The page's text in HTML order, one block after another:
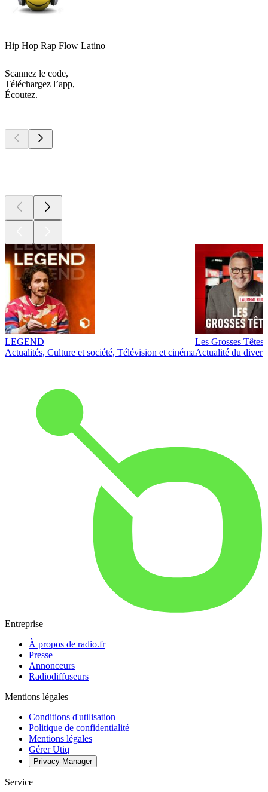
Hip Hop Rap Flow Latino
Scannez le code,
Téléchargez l’app,
Écoutez.
LEGEND
Actualités, Culture et société, Télévision et cinéma
Les Grosses Têtes
Actualité du
Entreprise
À propos de radio.fr
Presse
Annonceurs
Radiodiffuseurs
Mentions légales
Conditions d'utilisation
Politique de confidentialité
Mentions légales
Gérer Utiq
Privacy-Manager
Service